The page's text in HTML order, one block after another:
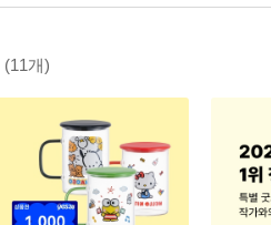
(11개)